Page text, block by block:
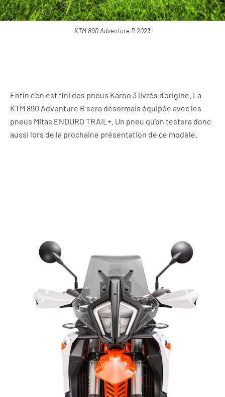
KTM 890 Adventure R 2023
Enfin c’en est fini des pneus Karoo 3 livrés d’origine. La
KTM 890 Adventure R sera désormais équipée avec les
pneus Mitas ENDURO TRAIL+. Un pneu qu’on testera donc
aussi lors de la prochaine présentation de ce modèle.